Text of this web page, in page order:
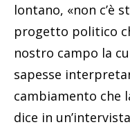
lontano, «non c’è
progetto politico
nostro campo la
sapesse
cambiamento che
dice in